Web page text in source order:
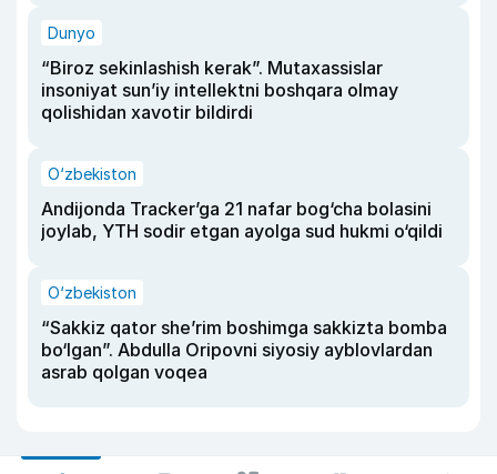
Dunyo
“Biroz sekinlashish kerak”. Mutaxassislar
insoniyat sun’iy intellektni boshqara olmay
qolishidan xavotir bildirdi
O‘zbekiston
Andijonda Tracker’ga 21 nafar bog‘cha bolasini
joylab, YTH sodir etgan ayolga sud hukmi o‘qildi
O‘zbekiston
“Sakkiz qator she’rim boshimga sakkizta bomba
bo‘lgan”. Abdulla Oripovni siyosiy ayblovlardan
asrab qolgan voqea